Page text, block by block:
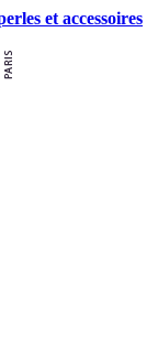
et accessoires